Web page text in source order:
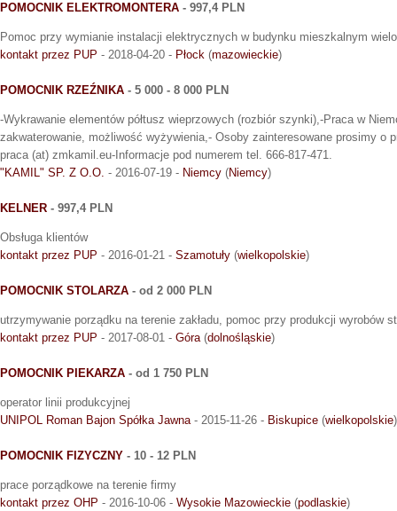
POMOCNIK ELEKTROMONTERA - 997,4 PLN
Pomoc przy wymianie instalacji elektrycznych w budynku mieszkalnym
kontakt przez PUP - 2018-04-20 - Płock (mazowieckie)
POMOCNIK RZEŹNIKA - 5 000 - 8 000 PLN
-Wykrawanie elementów półtusz wieprzowych (rozbiór szynki),-Praca w
zakwaterowanie, możliwość wyżywienia,- Osoby zainteresowane prosimy o
praca (at) zmkamil.eu-Informacje pod numerem tel. 666-817-471.
"KAMIL" SP. Z O.O. - 2016-07-19 - Niemcy (Niemcy)
KELNER - 997,4 PLN
Obsługa klientów
kontakt przez PUP - 2016-01-21 - Szamotuły (wielkopolskie)
POMOCNIK STOLARZA - od 2 000 PLN
utrzymywanie porządku na terenie zakładu, pomoc przy produkcji wyrobów
kontakt przez PUP - 2017-08-01 - Góra(dolnośląskie)
POMOCNIK PIEKARZA - od 1 750 PLN
operator linii produkcyjnej
UNIPOL Roman Bajon Spółka Jawna- 2015-11-26 - Biskupice (wielkopolskie)
POMOCNIK FIZYCZNY - 10 - 12 PLN
prace porządkowe na terenie firmy
kontakt przez OHP - 2016-10-06 - Wysokie Mazowieckie (podlaskie)